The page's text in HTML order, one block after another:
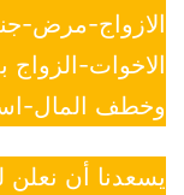
الازواج-مرض-
الاخوات-
وخطف المال-
يسعدنا أن نعلن